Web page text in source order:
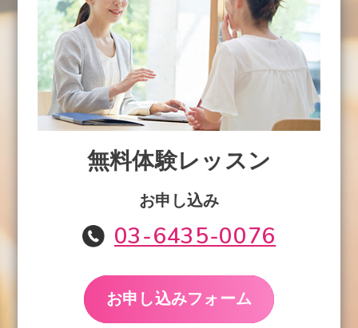
無料体験レッスン
お申し込み
03-6435-0076
お申し込みフォーム